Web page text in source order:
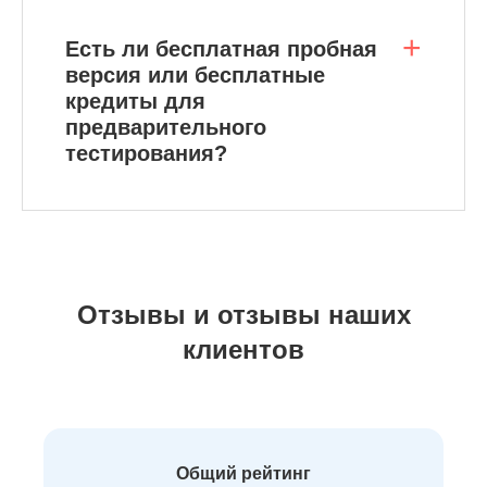
Увеличить
изображение
Высококлассный
сейчас
изображения до 4K, а
Есть ли бесплатная пробная
версия или бесплатные
кредиты для
предварительного
тестирования?
Отзывы и отзывы наших
клиентов
Общий рейтинг